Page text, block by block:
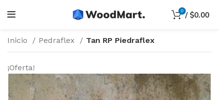
0 / $0.00
Inicio Pedraflex Tan RP Piedraflex
¡Oferta!